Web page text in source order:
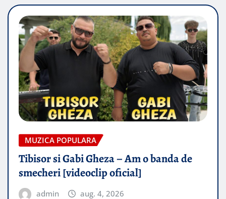
MUZICA POPULARA
Tibisor si Gabi Gheza – Am o banda de
smecheri [videoclip oficial]
admin aug. 4, 2026